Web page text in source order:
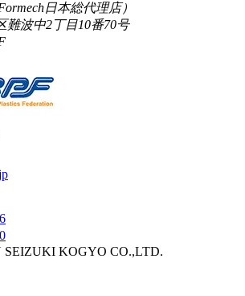
日本総代理店）
難波中2丁目10番70号
SEIZUKI KOGYO CO.,LTD.